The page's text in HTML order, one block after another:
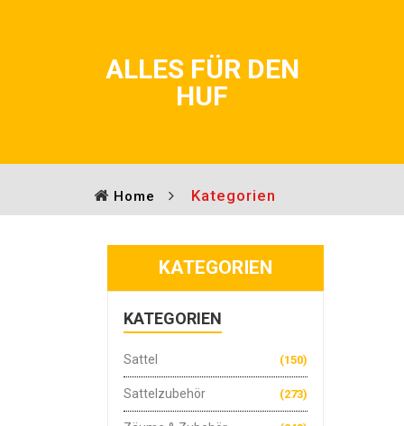
ALLES FÜR DEN
HUF
Home Kategorien
KATEGORIEN
KATEGORIEN
(150)
Sattel
(273)
Sattelzubehör